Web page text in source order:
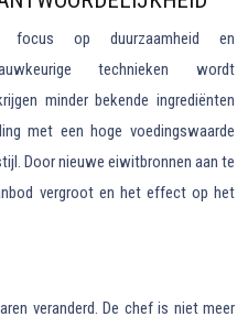
op duurzaamheid en
technieken wordt
minder bekende ingrediënten
met een hoge voedingswaarde
Door nieuwe eiwitbronnen aan te
vergroot en het effect op het
veranderd. De chef is niet meer